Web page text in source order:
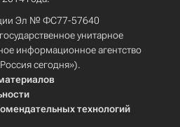
Эл № ФС77-57640
унитарное
информационное агентство
сегодня»).
технологий